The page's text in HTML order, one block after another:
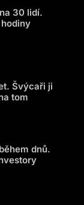
30 lidí.
Švýcaři ji
tom
dnů.